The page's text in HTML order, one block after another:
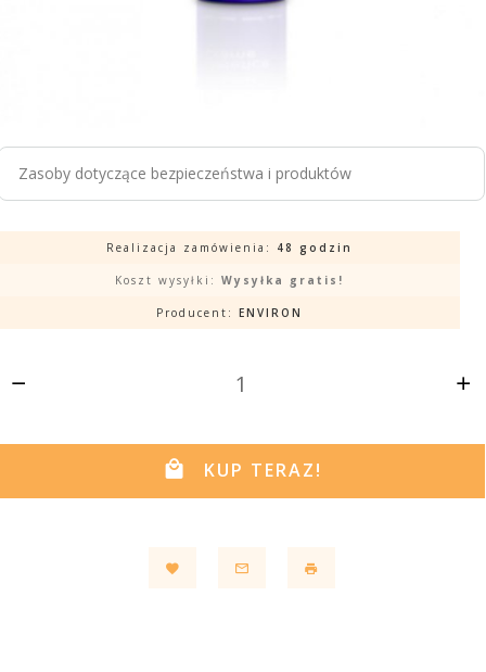
Zasoby dotyczące bezpieczeństwa i produktów
Realizacja zamówienia: 48 godzin
Koszt wysyłki: Wysyłka gratis!
Producent: ENVIRON
KUP TERAZ!